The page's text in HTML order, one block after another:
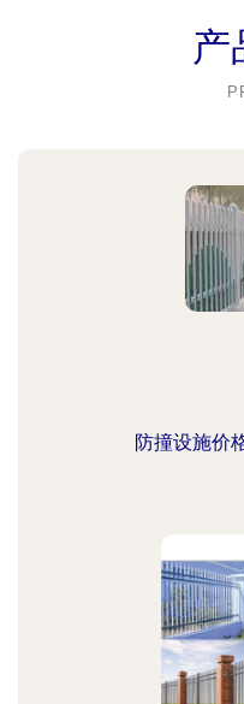
产
防撞设施价